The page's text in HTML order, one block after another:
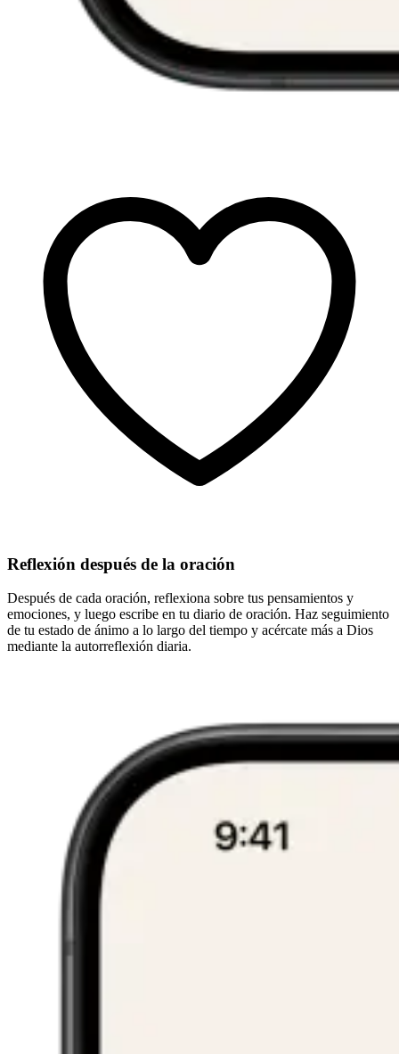
Reflexión después de la oración
Después de cada oración, reflexiona sobre tus pensamientos y
emociones, y luego escribe en tu diario de oración. Haz seguimiento
de tu estado de ánimo a lo largo del tiempo y acércate más a Dios
mediante la autorreflexión diaria.